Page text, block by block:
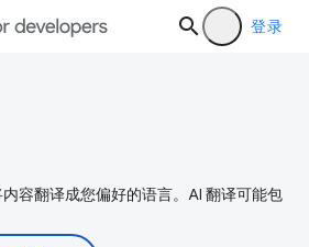
登录
容翻译成您偏好的语言。AI 翻译可能包